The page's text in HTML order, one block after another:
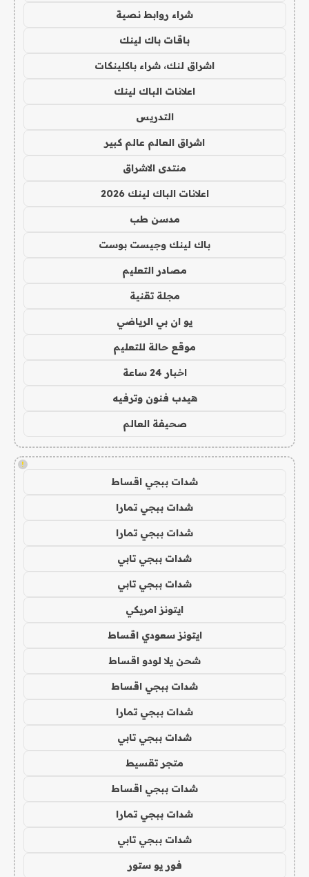
شراء روابط نصية
باقات باك لينك
اشراق لنك، شراء باكلينكات
اعلانات الباك لينك
التدريس
اشراق العالم عالم كبير
منتدى الاشراق
اعلانات الباك لينك 2026
مدسن طب
باك لينك وجيست بوست
مصادر التعليم
مجلة تقنية
يو ان بي الرياضي
موقع حالة للتعليم
اخبار 24 ساعة
هيدب فنون وترفيه
صحيفة العالم
!
شدات ببجي اقساط
شدات ببجي تمارا
شدات ببجي تمارا
شدات ببجي تابي
شدات ببجي تابي
ايتونز امريكي
ايتونز سعودي اقساط
شحن يلا لودو اقساط
شدات ببجي اقساط
شدات ببجي تمارا
شدات ببجي تابي
متجر تقسيط
شدات ببجي اقساط
شدات ببجي تمارا
شدات ببجي تابي
فور يو ستور